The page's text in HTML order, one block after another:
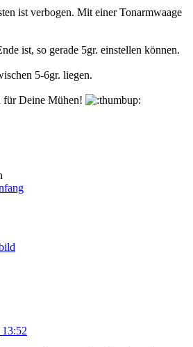
ist verbogen. Mit einer Tonarmwaage
ist, so gerade 5gr. einstellen können.
5-6gr. liegen.
für Deine Mühen!